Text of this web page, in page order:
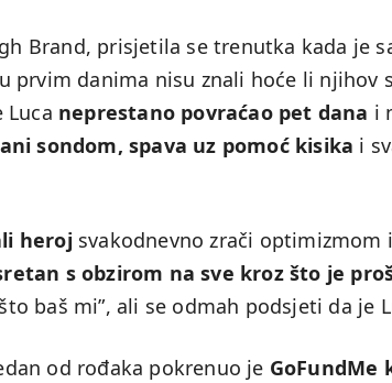
Brand, prisjetila se trenutka kada je
prvim danima nisu znali hoće li njihov
neprestano povraćao pet dana i
sondom, spava uz pomoć kisika i
herojsvakodnevno zrači optimizmom
s obzirom na sve kroz što je
baš mi”, ali se odmah podsjeti da je
od rođaka pokrenuo je GoFundMe